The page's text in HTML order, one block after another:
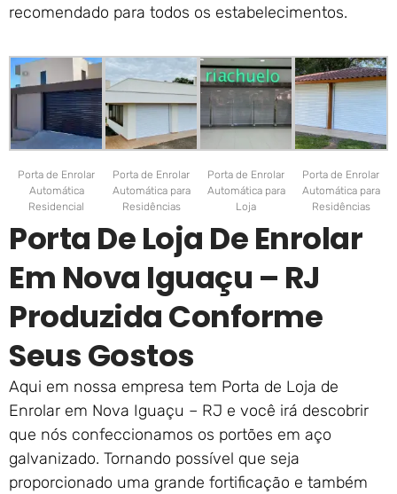
recomendado para todos os estabelecimentos.
Porta de Enrolar
Automática
Residencial
Porta de Enrolar
Automática para
Residências
Porta de Enrolar
Automática para
Loja
Porta de Enrolar
Automática para
Residências
Porta De Loja De Enrolar
Em Nova Iguaçu – RJ
Produzida Conforme
Seus Gostos
Aqui em nossa empresa tem Porta de Loja de
Enrolar em Nova Iguaçu – RJ e você irá descobrir
que nós confeccionamos os portões em aço
galvanizado. Tornando possível que seja
proporcionado uma grande fortificação e também